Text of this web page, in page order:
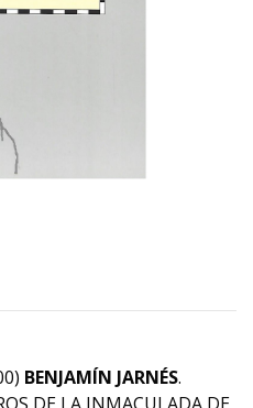
BENJAMÍN JARNÉS.